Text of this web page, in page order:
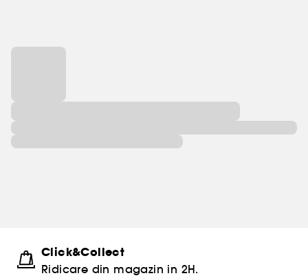
Click&Collect
Ridicare din magazin in 2H.